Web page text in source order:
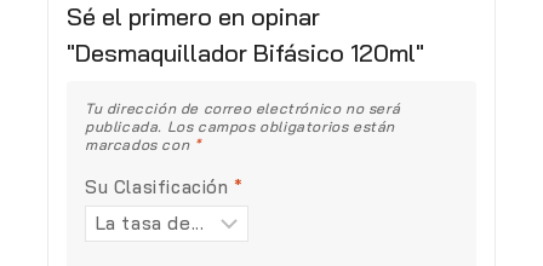
Sé el primero en opinar
"Desmaquillador Bifásico 120ml"
Tu dirección de correo electrónico no será
publicada. Los campos obligatorios están
marcados con *
Su Clasificación*